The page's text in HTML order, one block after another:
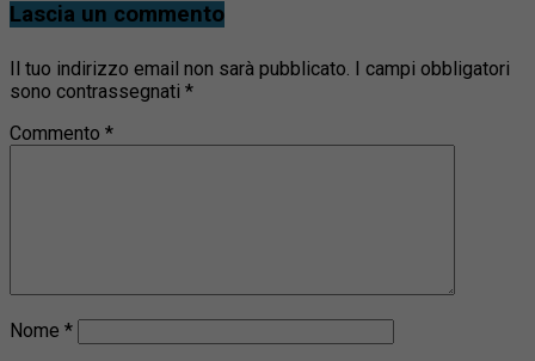
Lascia un commento
Il tuo indirizzo email non sarà pubblicato. I campi obbligatori
sono contrassegnati *
Commento *
Nome *